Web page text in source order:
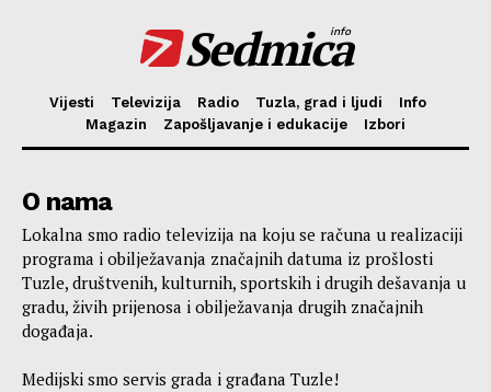
Sedmica
info
Vijesti Televizija Radio Tuzla, grad i ljudi
Info
Magazin
Zapošljavanje i edukacije Izbori
O nama
Lokalna smo radio televizija na koju se računa u realizaciji
programa i obilježavanja značajnih datuma iz prošlosti
Tuzle, društvenih, kulturnih, sportskih i drugih dešavanja u
gradu, živih prijenosa i obilježavanja drugih značajnih
događaja.
Medijski smo servis grada i građana Tuzle!